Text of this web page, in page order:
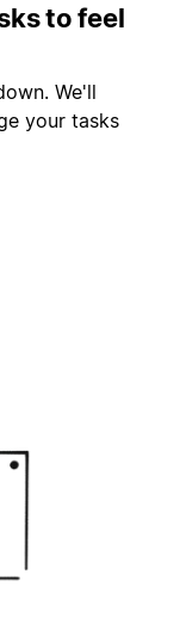
to feel
We'll
your tasks